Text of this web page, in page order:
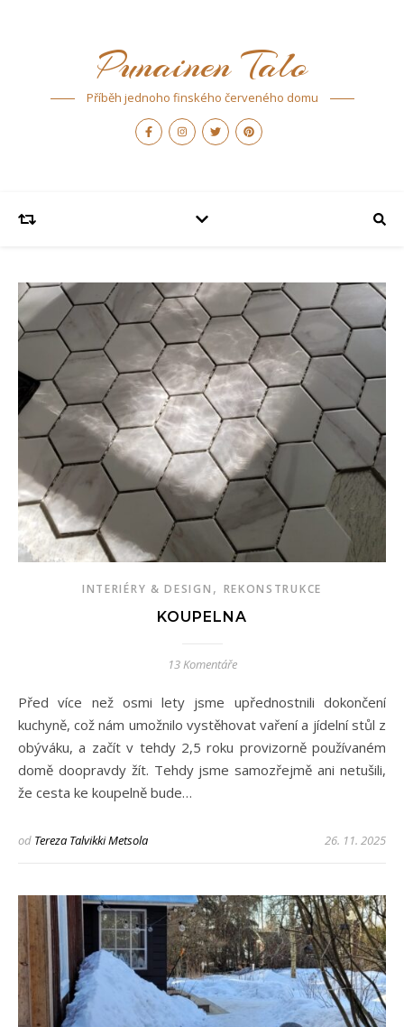
Punainen Talo
Příběh jednoho finského červeného domu
INTERIÉRY & DESIGN , REKONSTRUKCE
KOUPELNA
13 Komentáře
Před více než osmi lety jsme upřednostnili dokončení
kuchyně, což nám umožnilo vystěhovat vaření a jídelní stůl z
obýváku, a začít v tehdy 2,5 roku provizorně používaném
domě doopravdy žít. Tehdy jsme samozřejmě ani netušili,
že cesta ke koupelně bude…
od Tereza Talvikki Metsola 26. 11. 2025